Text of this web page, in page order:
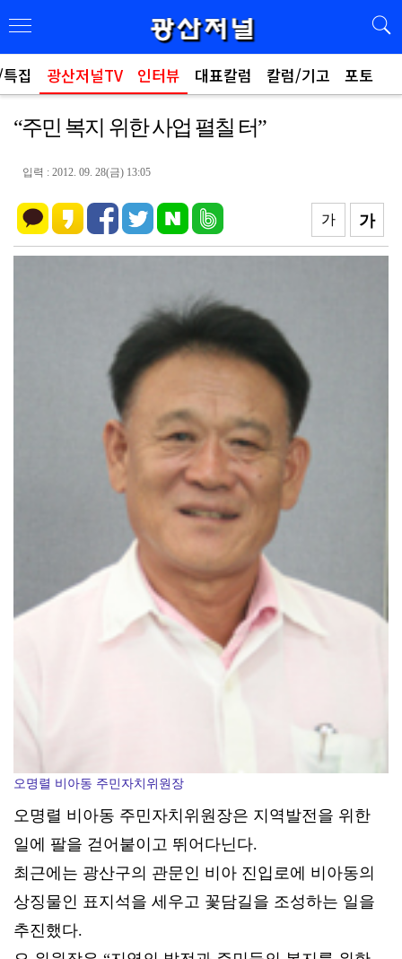
집 광산저널TV 인터뷰 대표칼럼 칼럼/기고 포토
“주민 복지 위한 사업 펼칠 터”
입력 : 2012. 09. 28(금) 13:05
가
가
오명렬 비아동 주민자치위원장
오명렬 비아동 주민자치위원장은 지역발전을 위한
일에 팔을 걷어붙이고 뛰어다닌다.
최근에는 광산구의 관문인 비아 진입로에 비아동의
상징물인 표지석을 세우고 꽃담길을 조성하는 일을
추진했다.